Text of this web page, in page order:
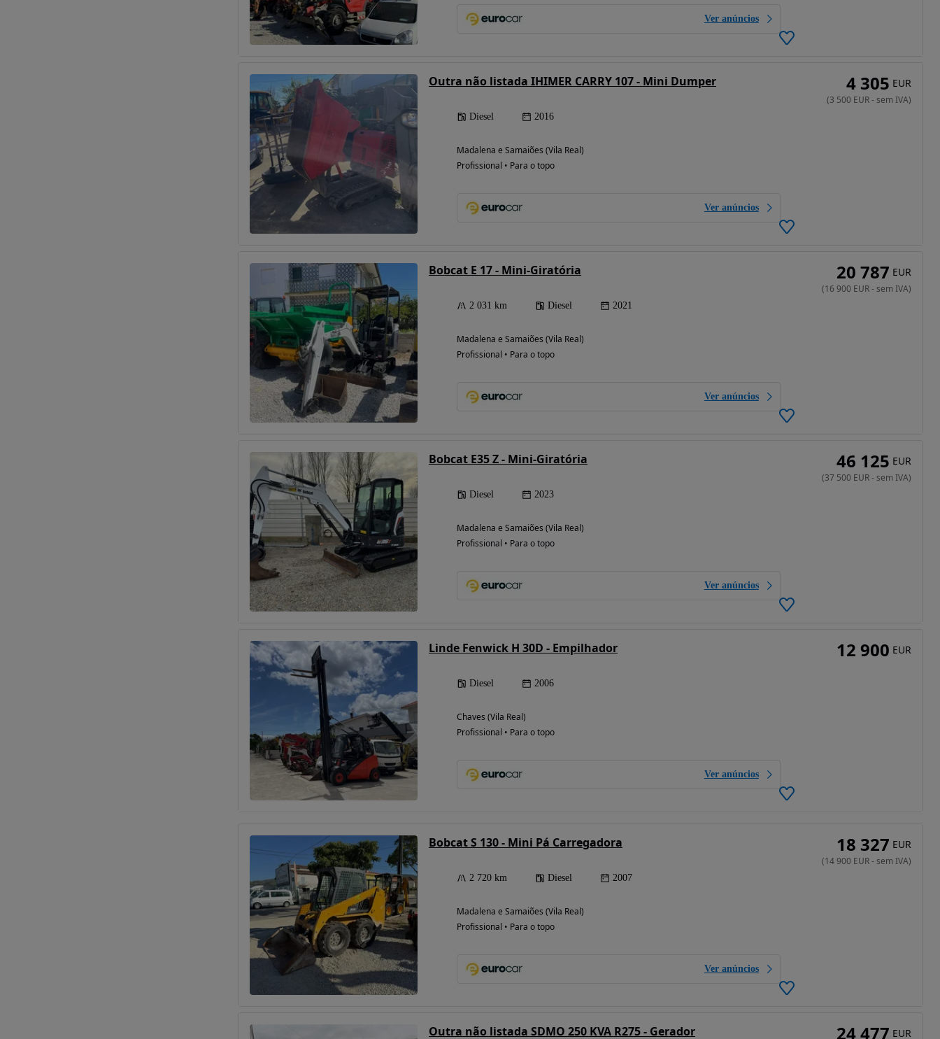
Ver anúncios
Outra não listada IHIMER CARRY 107 - Mini Dumper
Diesel 2016
Madalena e Samaiões (Vila Real)
Profissional • Para o topo
Ver anúncios
4 305 EUR
(3 500 EUR-sem IVA)
Bobcat E 17 - Mini-Giratória
2 031 km Diesel 2021
Madalena e Samaiões (Vila Real)
Profissional • Para o topo
Ver anúncios
20 787 EUR
(16 900 EUR-sem IVA)
Bobcat E35 Z - Mini-Giratória
Diesel 2023
Madalena e Samaiões (Vila Real)
Profissional • Para o topo
Ver anúncios
46 125 EUR
(37 500 EUR-sem IVA)
Linde Fenwick H 30D - Empilhador
Diesel 2006
Chaves (Vila Real)
Profissional • Para o topo
Ver anúncios
12 900 EUR
Bobcat S 130 - Mini Pá Carregadora
2 720 km Diesel 2007
Madalena e Samaiões (Vila Real)
Profissional • Para o topo
Ver anúncios
18 327 EUR
(14 900 EUR-sem IVA)
Outra não listada SDMO 250 KVA R275 - Gerador 24 477 EUR